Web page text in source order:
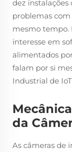
dez
problemas com
mesmo tempo.
interesse em
alimentados
falam por si
Industrial de
da
As câmeras de